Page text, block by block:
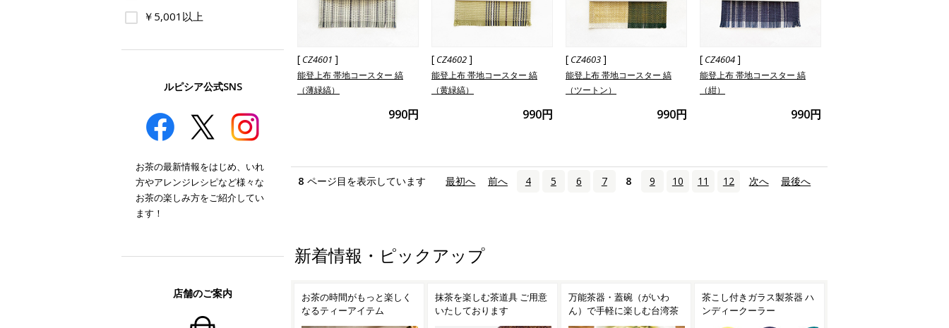
[ CZ4601 ]
能登上布 帯地コースター 縞
（薄緑縞）
990円
[ CZ4602]
能登上布 帯地コースター 縞
（黄緑縞）
990円
[ CZ4603]
能登上布 帯地コースター 縞
（ツートン）
990円
[ CZ4604]
能登上布 帯地コースター 縞
（紺）
990円
8 ページ目を表示しています 最初へ 前へ 4 5 6 7 8 9 10 11 12 次へ 最後へ
新着情報・ピックアップ
お茶の時間がもっと楽しく
抹茶を楽しむ茶道具 ご用意
いたしております
万能茶器・蓋碗（がいわ
ん）で手軽に楽しむ台湾茶
茶こし付きガラス製茶器 ハ
ンディークーラー
焙烙（ほうろく）で手軽に
お茶を焙煎！
￥5,001以上
ルピシア公式SNS
お茶の最新情報をはじめ、いれ
方やアレンジレシピなど様々な
お茶の楽しみ方をご紹介してい
ます！
店舗のご案内